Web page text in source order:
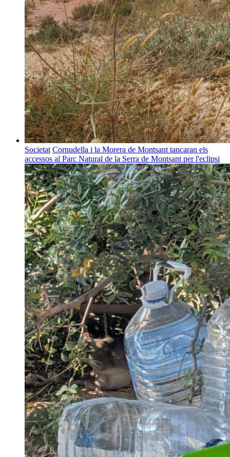
Societat Cornudella i la Morera de Montsant tancaran els
accessos al Parc Natural de la Serra de Montsant per l'eclipsi